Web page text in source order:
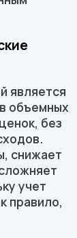
является
объемных
без
снижает
учет
правило,